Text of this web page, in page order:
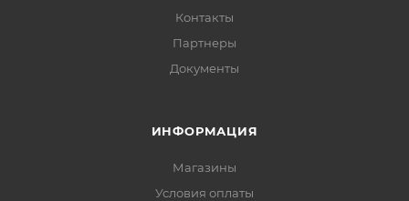
Контакты
Партнеры
Документы
ИНФОРМАЦИЯ
Магазины
Условия оплаты